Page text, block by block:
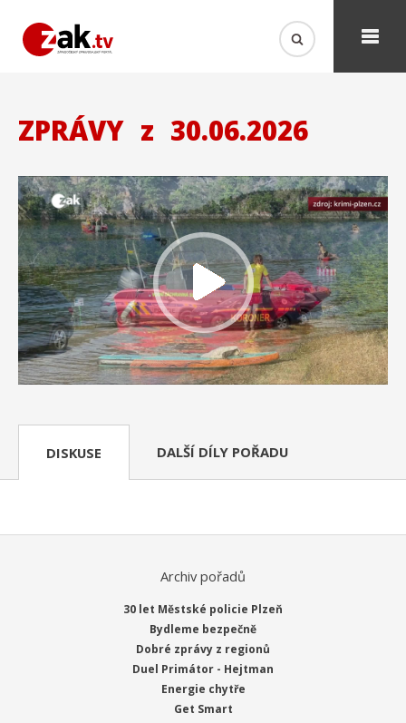
ZPRÁVY z 30.06.2026
DISKUSE DALŠÍ DÍLY POŘADU
Archiv pořadů
30 let Městské policie Plzeň
Bydleme bezpečně
Dobré zprávy z regionů
Duel Primátor - Hejtman
Energie chytře
Get Smart